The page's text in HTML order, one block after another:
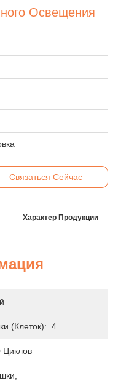
Освещения
Связаться Сейчас
Характер Продукции
(клеток): 4
Циклов